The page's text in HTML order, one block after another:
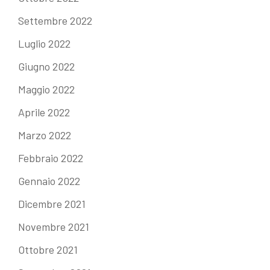
Settembre 2022
Luglio 2022
Giugno 2022
Maggio 2022
Aprile 2022
Marzo 2022
Febbraio 2022
Gennaio 2022
Dicembre 2021
Novembre 2021
Ottobre 2021